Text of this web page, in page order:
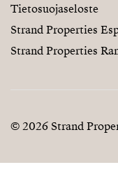
Tietosuojaseloste
Strand Properties
Strand Properties
© 2026 Strand